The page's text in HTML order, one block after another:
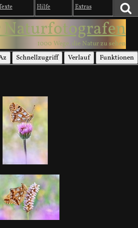
Hilfe Extras
1000 Wege, die Natur zu sehen
Schnellzugriff Verlauf Funktionen